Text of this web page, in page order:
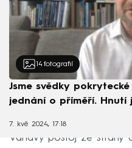
14 fotografií
Jsme svědky
jednání o příměří. Hnutí
7. kvě 2024, 17:18
Váhavý postoj ze strany